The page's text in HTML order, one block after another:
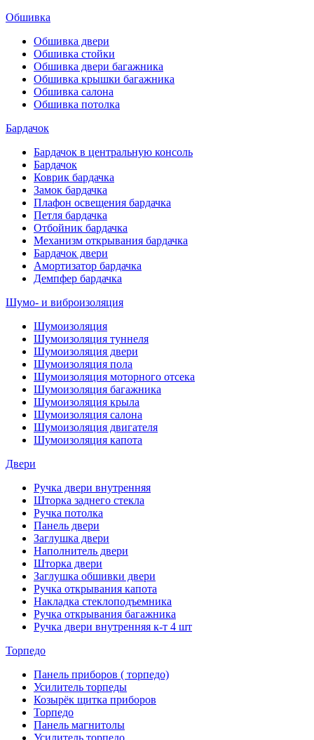
Обшивка
Обшивка двери
Обшивка стойки
Обшивка двери багажника
Обшивка крышки багажника
Обшивка салона
Обшивка потолка
Бардачок
Бардачок в центральную консоль
Бардачок
Коврик бардачка
Замок бардачка
Плафон освещения бардачка
Петля бардачка
Отбойник бардачка
Механизм открывания бардачка
Бардачок двери
Амортизатор бардачка
Демпфер бардачка
Шумо- и виброизоляция
Шумоизоляция
Шумоизоляция туннеля
Шумоизоляция двери
Шумоизоляция пола
Шумоизоляция моторного отсека
Шумоизоляция багажника
Шумоизоляция крыла
Шумоизоляция салона
Шумоизоляция двигателя
Шумоизоляция капота
Двери
Ручка двери внутренняя
Шторка заднего стекла
Ручка потолка
Панель двери
Заглушка двери
Наполнитель двери
Шторка двери
Заглушка обшивки двери
Ручка открывания капота
Накладка стеклоподъемника
Ручка открывания багажника
Ручка двери внутренняя к-т 4 шт
Торпедо
Панель приборов ( торпедо)
Усилитель торпеды
Козырёк щитка приборов
Торпедо
Панель магнитолы
Усилитель торпедо